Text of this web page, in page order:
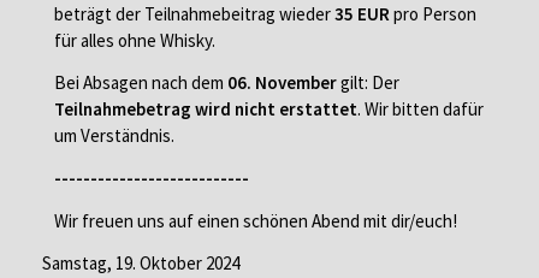
beträgt der Teilnahmebeitrag wieder35 EUR pro Person
für alles ohne Whisky.
Bei Absagen nach dem 06. Novembergilt: Der
Teilnahmebetrag wird nicht erstattet. Wir bitten dafür
um Verständnis.
---------------------------
Wir freuen uns auf einen schönen Abend mit dir/euch!
Samstag, 19. Oktober 2024